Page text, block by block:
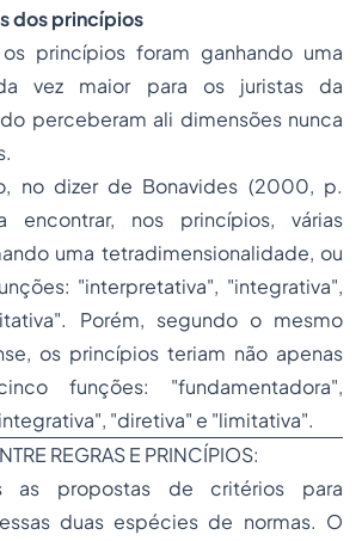
dos princípios
princípios foram ganhando uma
vez maior para os juristas da
perceberam ali dimensões nunca
no dizer de Bonavides (2000, p.
encontrar, nos princípios, várias
uma tetradimensionalidade, ou
"interpretativa", "integrativa",
Porém, segundo o mesmo
os princípios teriam não apenas
funções: "fundamentadora",
"diretiva" e "limitativa".
REGRAS E PRINCÍPIOS:
as propostas de critérios para
duas espécies de normas. O